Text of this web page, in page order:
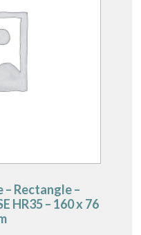
Rectangle –
HR35 – 160 x 76